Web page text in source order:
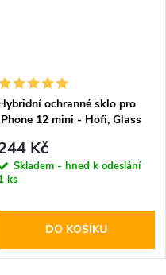
ochranné sklo pro
12 mini - Hofi, Glass
Kč
Skladem - hned k odeslání
ks
DO KOŠÍKU